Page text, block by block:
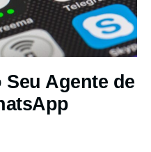
Agente de